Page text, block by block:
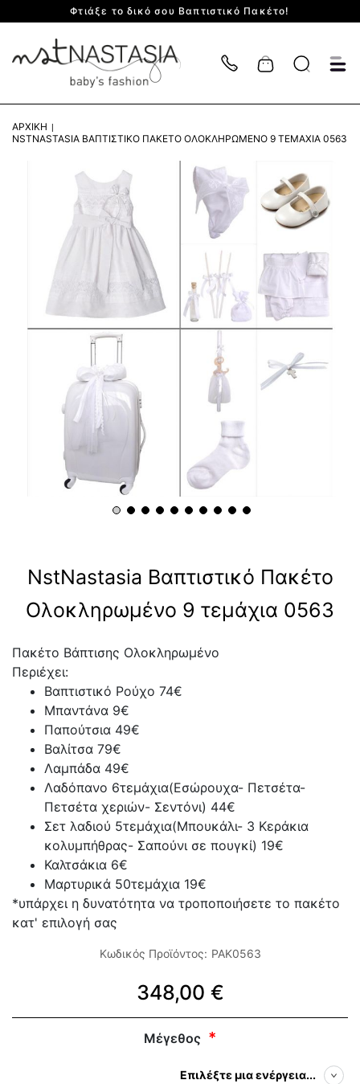
Φτιάξε το δικό σου Βαπτιστικό Πακέτο!
Cart
ΑΡΧΙΚΉ
NSTNASTASIA ΒΑΠΤΙΣΤΙΚΌ ΠΑΚΈΤΟ ΟΛΟΚΛΗΡΩΜΈΝΟ 9 ΤΕΜΆΧΙΑ 0563
NstNastasia Βαπτιστικό Πακέτο
Ολοκληρωμένο 9 τεμάχια 0563
Πακέτο Βάπτισης Ολοκληρωμένο
Περιέχει:
Βαπτιστικό Ρούχο 74€
Μπαντάνα 9€
Παπούτσια 49€
Βαλίτσα 79€
Λαμπάδα 49€
Λαδόπανο 6τεμάχια(Εσώρουχα- Πετσέτα-
Πετσέτα χεριών- Σεντόνι) 44€
Σετ λαδιού 5τεμάχια(Μπουκάλι- 3 Κεράκια
κολυμπήθρας- Σαπούνι σε πουγκί) 19€
Καλτσάκια 6€
Μαρτυρικά 50τεμάχια 19€
*υπάρχει η δυνατότητα να τροποποιήσετε το πακέτο
κατ' επιλογή σας
Κωδικός Προϊόντος: PAK0563
348,00 €
Μέγεθος
Επιλέξτε μια ενέργεια...